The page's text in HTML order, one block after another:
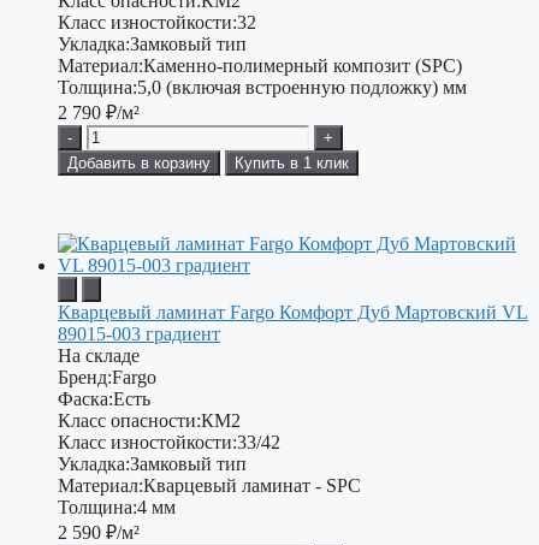
Класс изностойкости:32
Укладка:Замковый тип
Материал:Каменно-полимерный композит (SPC)
Толщина:5,0 (включая встроенную подложку) мм
2 790 ₽/м²
-
+
Добавить в корзину
Купить в 1 клик
Кварцевый ламинат Fargo Комфорт Дуб Мартовский VL
89015-003 градиент
На складе
Бренд:Fargo
Фаска:Есть
Класс опасности:КМ2
Класс изностойкости:33/42
Укладка:Замковый тип
Материал:Кварцевый ламинат - SPC
Толщина:4 мм
2 590 ₽/м²